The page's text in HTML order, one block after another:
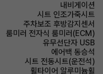
내비게이션
시트 인조가죽시트
주차보조 후방감지센서
룸미러 전자식 룸미러(ECM)
유무선단자 USB
에어백 동승석
시트 전동시트(운전석)
휠타이어 알루미늄휠